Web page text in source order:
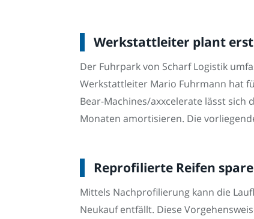
Werkstattleiter plant
Der Fuhrpark von Scharf Logistik
Werkstattleiter Mario Fuhrmann hat
Bear-Machines/axxcelerate lässt
Monaten amortisieren. Die
Reprofilierte Reifen
Mittels Nachprofilierung kann die
Neukauf entfällt. Diese